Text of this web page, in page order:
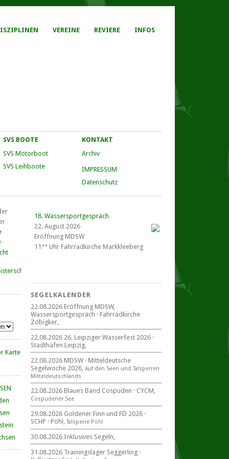
VEREINE REVIERE INFOS
SVS BOOTE
SVS Motorboot
SVS Leihboote
KONTAKT
Archiv
IMPRESSUM
Datenschutz
18. Wassersportgespräch
22. August 2026
Eröffnung MDSW
11°° Uhr Fahrrad­kirche Markkleeberg
22. August 2026
beim CYCM
für alle Segler am See
Mitteldeutsche Segelwoche
22. – 30. August 2026 in Sachsen ·
Thüringen · Sachsen Anhalt
Goldener Finn und FD 2026
29. – 30. August 2026
beim SCHP auf der Talsperre Pöhl
SEGELKALENDER
22.08.2026 Eröffnung MDSW,
Wassersportgespräch · Fahrradkirche
Zöbigker,
22.08.2026 26. Leipziger Wasserfest 2026 ·
Stadthafen Leipzig,
22.08.2026 MDSW · Mitteldeutsche
Segelwoche 2026, Auf den Seen und Tal­sperren
Mittel­deut­sch­lands
22.08.2026 Blaues Band Cospuden · CYCM,
Cospudener See
29.08.2026 Goldener Finn und FD 2026 ·
SCHP · Pöhl, Talsperre Pöhl
30.08.2026 Inklusives Segeln,
31.08.2026 Trainingslager Seggerling ·